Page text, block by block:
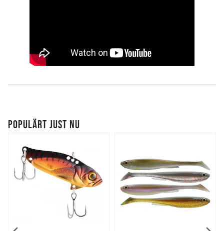
POPULÄRT JUST NU